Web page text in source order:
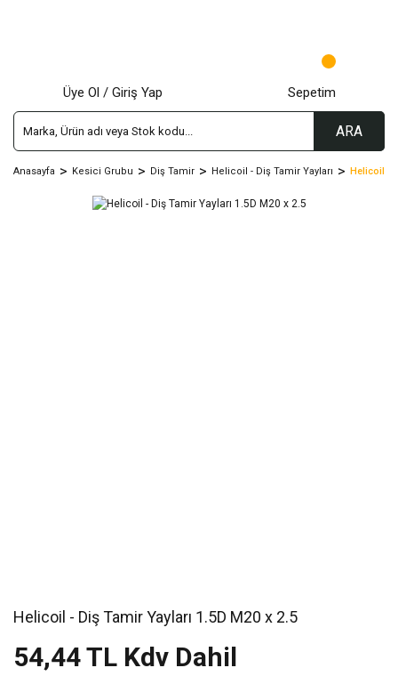
ARA
Üye Ol / Giriş Yap Sepetim
Anasayfa Kesici Grubu Diş Tamir Helicoil - Diş Tamir Yayları Helicoil -
Helicoil - Diş Tamir Yayları 1.5D M20 x 2.5
54,44 TL Kdv Dahil